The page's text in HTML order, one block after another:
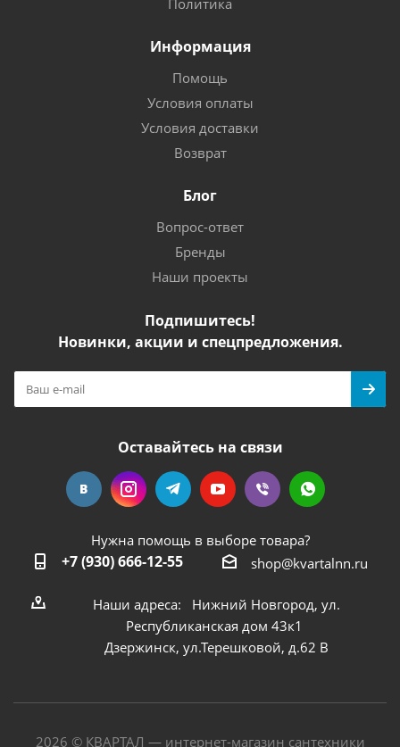
Политика
Информация
Помощь
Условия оплаты
Условия доставки
Возврат
Блог
Вопрос-ответ
Бренды
Наши проекты
Подпишитесь!
Новинки, акции и спецпредложения.
Оставайтесь на связи
Нужна помощь в выборе товара?
+7 (930) 666-12-55 shop@kvartalnn.ru
Наши адреса: Нижний Новгород, ул.
Республиканская дом 43к1
Дзержинск, ул.Терешковой, д.62 В
2026 © КВАРТАЛ — интернет-магазин сантехники